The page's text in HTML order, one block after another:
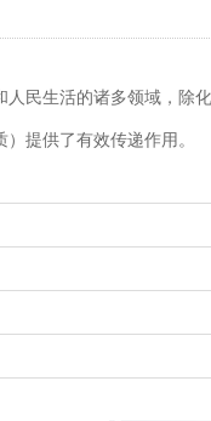
人民生活的诸多领域，除
提供了有效传递作用。